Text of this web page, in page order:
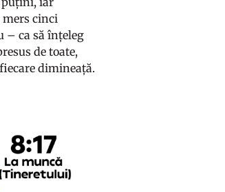
mers cinci
– ca să înțeleg
de toate,
dimineață.